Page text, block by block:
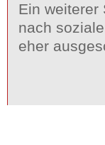
Ein weiterer
nach
eher